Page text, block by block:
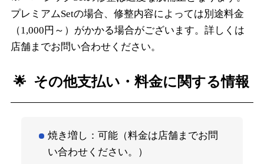
プレミアムSetの場合、修整内容によっては別途料金
（1,000円～）がかかる場合がございます。詳しくは
店舗までお問い合わせください。
その他支払い・料金に関する情報
焼き増し：可能（料金は店舗までお問
い合わせください。）